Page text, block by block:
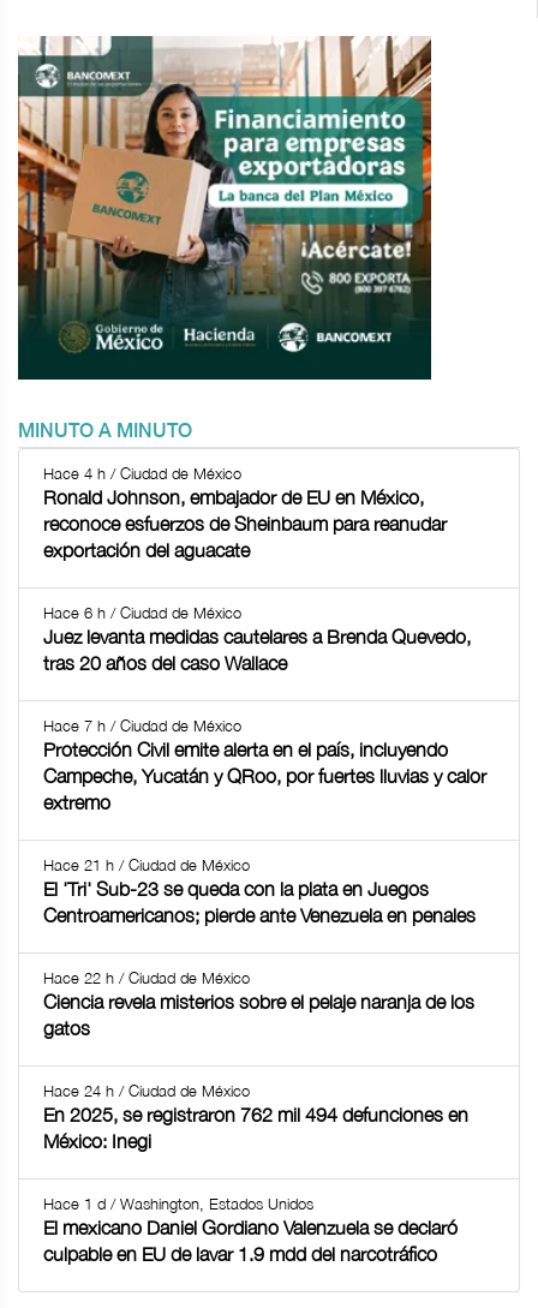
MINUTO A MINUTO
Hace 4 h / Ciudad de México
Ronald Johnson, embajador de EU en México,
reconoce esfuerzos de Sheinbaum para reanudar
exportación del aguacate
Hace 6 h / Ciudad de México
Juez levanta medidas cautelares a Brenda Quevedo,
tras 20 años del caso Wallace
Hace 7 h / Ciudad de México
Protección Civil emite alerta en el país, incluyendo
Campeche, Yucatán y QRoo, por fuertes lluvias y calor
extremo
Hace 21 h / Ciudad de México
El 'Tri' Sub-23 se queda con la plata en Juegos
Centroamericanos; pierde ante Venezuela en penales
Hace 22 h / Ciudad de México
Ciencia revela misterios sobre el pelaje naranja de los
gatos
Hace 24 h / Ciudad de México
En 2025, se registraron 762 mil 494 defunciones en
México: Inegi
Hace 1 d / Washington, Estados Unidos
El mexicano Daniel Gordiano Valenzuela se declaró
culpable en EU de lavar 1.9 mdd del narcotráfico